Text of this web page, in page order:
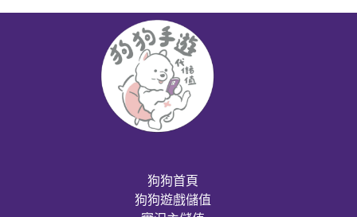
狗狗首頁
狗狗遊戲儲值